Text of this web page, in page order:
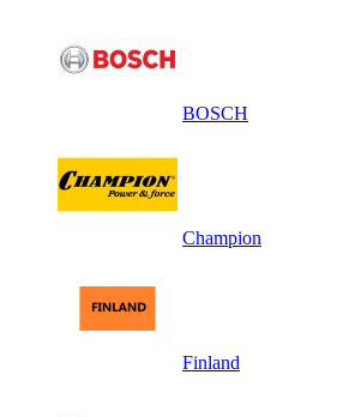
BOSCH
Champion
Finland